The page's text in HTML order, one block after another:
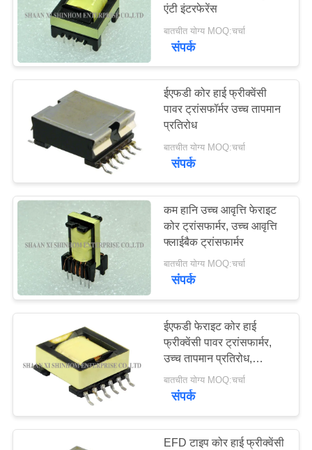
समाचार
मामले
उद्धरण
साइटमैप
PRIVACY
POLICY
एंटी इंटरफेरेंस
बातचीत योग्य MOQ:चर्चा
संपर्क
ईएफडी कोर हाई फ्रीक्वेंसी
पावर ट्रांसफॉर्मर उच्च तापमान
प्रतिरोध
बातचीत योग्य MOQ:चर्चा
संपर्क
कम हानि उच्च आवृत्ति फेराइट
कोर ट्रांसफार्मर, उच्च आवृत्ति
फ्लाईबैक ट्रांसफार्मर
बातचीत योग्य MOQ:चर्चा
संपर्क
ईएफडी फेराइट कोर हाई
फ्रीक्वेंसी पावर ट्रांसफार्मर,
उच्च तापमान प्रतिरोध,
एसएमडी ट्रांसफार्मर
बातचीत योग्य MOQ:चर्चा
संपर्क
EFD टाइप कोर हाई फ्रीक्वेंसी